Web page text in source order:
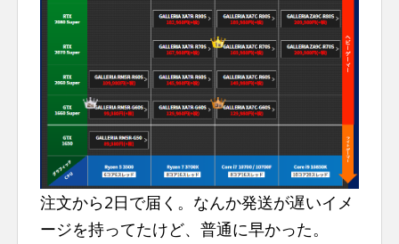
注文から2日で届く。なんか発送が遅いイメ
ージを持ってたけど、普通に早かった。